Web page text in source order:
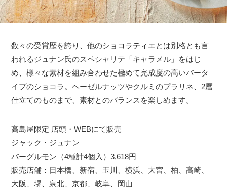
数々の受賞歴を誇り、他のショコラティエとは別格とも言
われるジュナン氏のスペシャリテ「キャラメル」をはじ
め、様々な素材を組み合わせた極めて完成度の高いバータ
イプのショコラ。ヘーゼルナッツやクルミのプラリネ、2層
仕立てのものまで、素材とのバランスを楽しめます。
高島屋限定 店頭・WEBにて販売
ジャック・ジュナン
バーグルモン（4種計4個入）3,618円
販売店舗：日本橋、新宿、玉川、横浜、大宮、柏、高崎、
大阪、堺、泉北、京都、岐阜、岡山